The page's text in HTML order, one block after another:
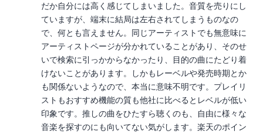
だか自分には高く感じてしまいました。音質を売りにし
ていますが、端末に結局は左右されてしまうものなの
で、何とも言えません。同じアーティストでも無意味に
アーティストページが分かれていることがあり、そのせ
いで検索に引っかからなかったり、目的の曲にたどり着
けないことがあります。しかもレーベルや発売時期とか
も関係ないようなので、本当に意味不明です。プレイリ
ストもおすすめ機能の質も他社に比べるとレベルが低い
印象です。推しの曲をひたすら聴くのも、自由に様々な
音楽を探すのにも向いてない気がします。楽天のポイン